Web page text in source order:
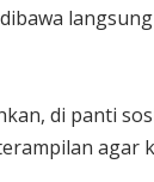
di panti
agar